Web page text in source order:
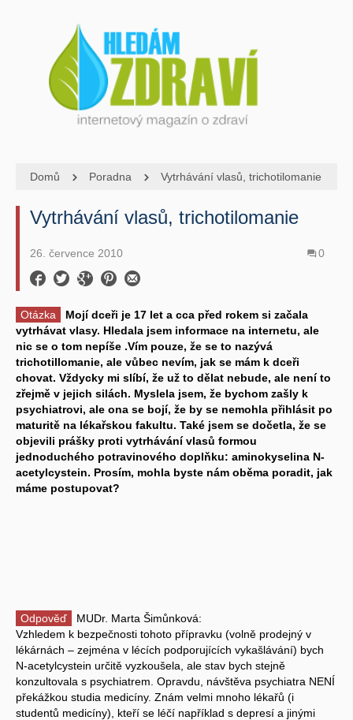
Domů Poradna Vytrhávání vlasů, trichotilomanie
Vytrhávání vlasů, trichotilomanie
26. července 2010 0
Otázka
Mojí dceři je 17 let a cca před rokem si začala
vytrhávat vlasy. Hledala jsem informace na internetu, ale
nic se o tom nepíše .Vím pouze, že se to nazývá
trichotillomanie, ale vůbec nevím, jak se mám k dceři
chovat. Vždycky mi slíbí, že už to dělat nebude, ale není to
zřejmě v jejich silách. Myslela jsem, že bychom zašly k
psychiatrovi, ale ona se bojí, že by se nemohla přihlásit po
maturitě na lékařskou fakultu. Také jsem se dočetla, že se
objevili prášky proti vytrhávání vlasů formou
jednoduchého potravinového doplňku: aminokyselina N-
acetylcystein. Prosím, mohla byste nám oběma poradit, jak
máme postupovat?
Odpověď
MUDr. Marta Šimůnková:
Vzhledem k bezpečnosti tohoto přípravku (volně prodejný v
lékárnách – zejména v lécích podporujících vykašlávání) bych
N-acetylcystein určitě vyzkoušela, ale stav bych stejně
konzultovala s psychiatrem. Opravdu, návštěva psychiatra NENÍ
překážkou studia medicíny. Znám velmi mnoho lékařů (i
studentů medicíny), kteří se léčí například s depresí a jinými